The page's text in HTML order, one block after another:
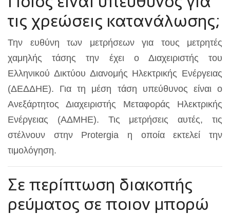
τις χρεώσεις κατανάλωσης;
Την ευθύνη των μετρήσεων για τους μετρητές
χαμηλής τάσης την έχει ο Διαχειριστής του
Ελληνικού Δικτύου Διανομής Ηλεκτρικής Ενέργειας
(ΔΕΔΔΗΕ). Για τη μέση τάση υπεύθυνος είναι ο
Ανεξάρτητος Διαχειριστής Μεταφοράς Ηλεκτρικής
Ενέργειας (ΑΔΜΗΕ). Τις μετρήσεις αυτές, τις
στέλνουν στην Protergia η οποία εκτελεί την
τιμολόγηση.
Σε περίπτωση διακοπής
ρεύματος σε ποιον μπορώ